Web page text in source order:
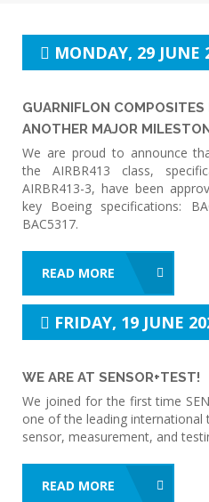
MONDAY, 29 JUNE
GUARNIFLON COMPOSITES
ANOTHER MAJOR
We are proud to announce
the AIRBR413 class,
AIRBR413-3, have been
key Boeing specifications:
BAC5317.
READ MORE
FRIDAY, 19 JUNE
WE ARE AT SENSOR+TEST!
We joined for the first time
one of the leading international
sensor, measurement, and
READ MORE